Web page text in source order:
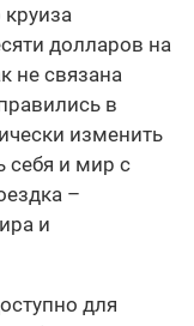
долларов на
не связана
в
изменить
себя и мир с
–
и
для